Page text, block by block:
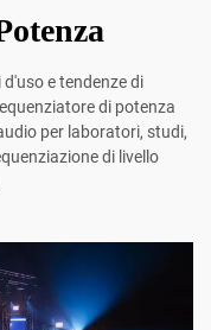
e tendenze di
di potenza
per laboratori, studi,
di livello